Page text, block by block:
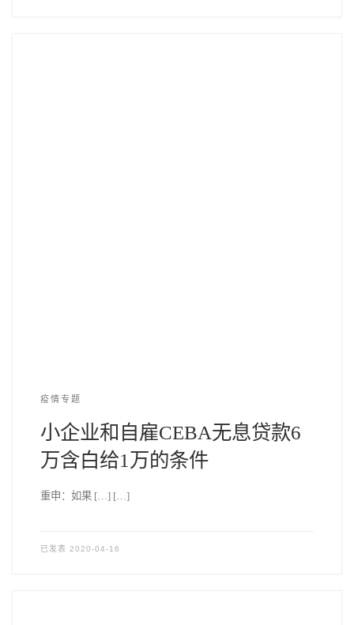
疫情专题
小企业和自雇CEBA无息贷款6
万含白给1万的条件
重申：如果 […] […]
已发表 2020-04-16